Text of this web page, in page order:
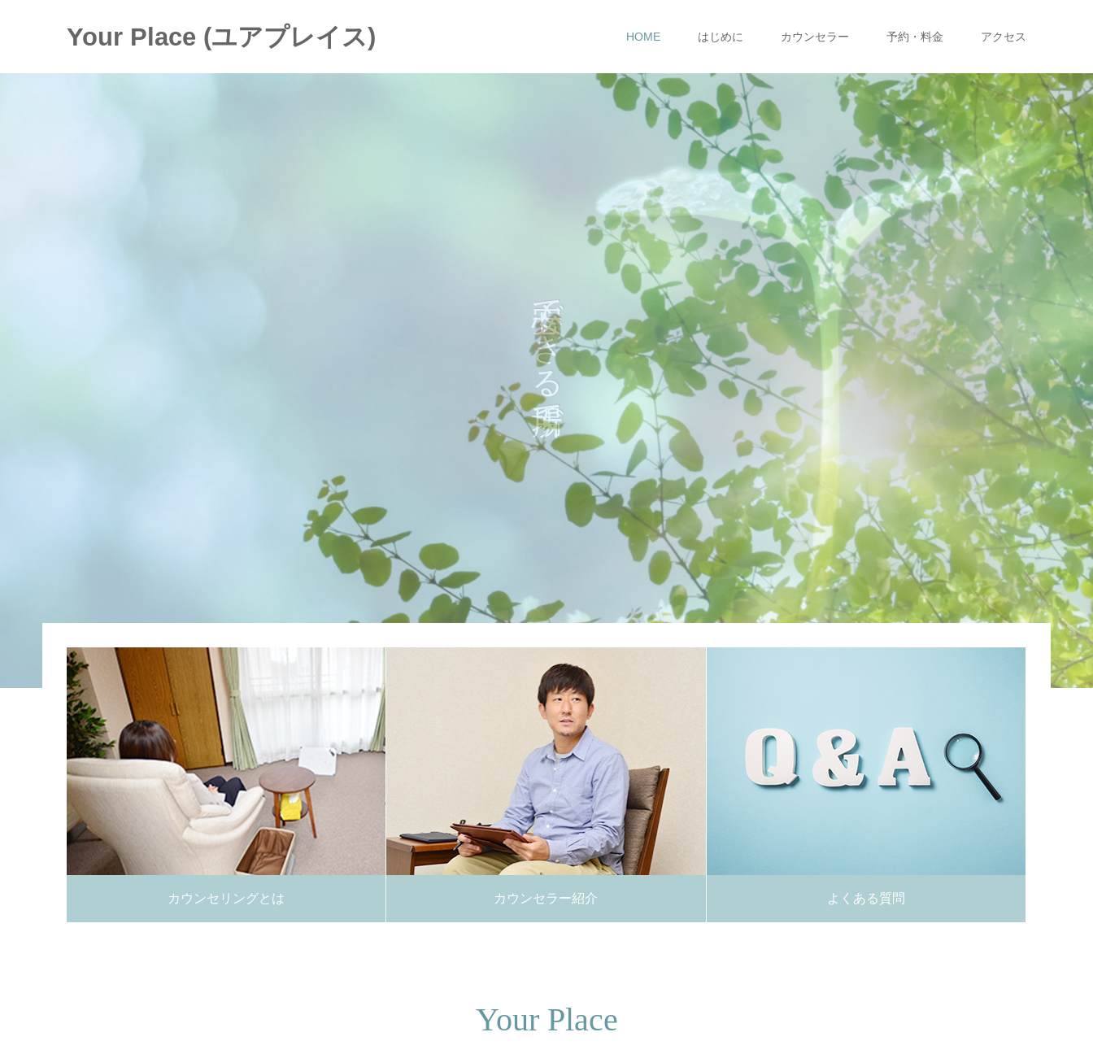
Your Place (ユアプレイス) HOME はじめに カウンセラー 予約・料金 アクセス
こころのコリをほぐす
カウンセリングとは カウンセラー紹介 よくある質問
Your Place